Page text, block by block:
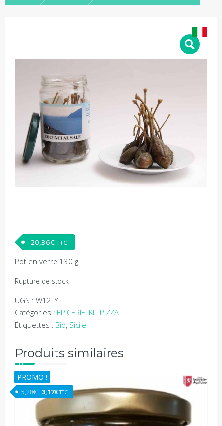
20,36€ TTC
Pot en verre 130 g
Rupture de stock
UGS : W12TY
Catégories : EPICERIE, KIT PIZZA
Étiquettes : Bio, Sicile
Produits similaires
PROMO !
5,28€ Le prix initial était : 5,28€.
3,17€Le prix actuel est : 3,17€.
TTC